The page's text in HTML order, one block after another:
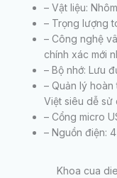
– Vật liệu:
– Trọng lượng
– Công nghệ
chính xác mới
– Bộ nhớ: Lưu
– Quản lý
Việt siêu dễ sử
– Cổng micro
– Nguồn điện:
Khoa cua